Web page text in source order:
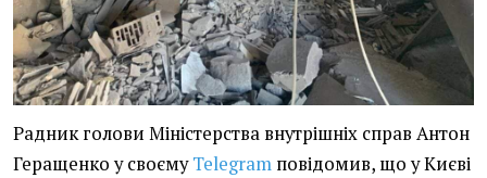
Радник голови Міністерства внутрішніх справ Антон
Геращенко у своємуTelegram повідомив, що у Києві